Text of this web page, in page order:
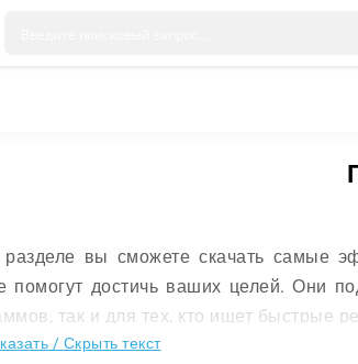
вы сможете скачать самые
помогут достичь ваших целей. Они
так и для тех, кто ищет быстрые
/ Скрыть текст